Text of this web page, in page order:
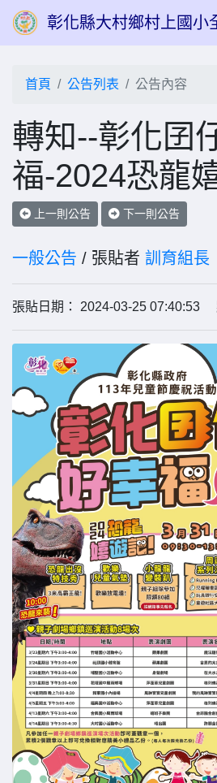
彰化縣大村鄉村上國小
首頁 公告列表 公告內容
轉知--彰化囝
福-2024恐龍
上一則公告 下一則公告
一般公告 / 張貼者 訓育組長
張貼日期： 2024-03-25 07:40:53